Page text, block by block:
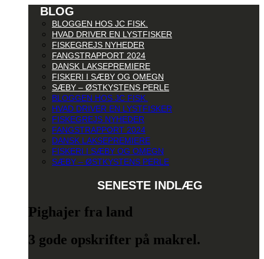
BLOG
BLOGGEN HOS JC FISK.
HVAD DRIVER EN LYSTFISKER
FISKEGREJS NYHEDER
FANGSTRAPPORT 2024
DANSK LAKSEPREMIERE
FISKERI I SÆBY OG OMEGN
SÆBY – ØSTKYSTENS PERLE
BLOGGEN HOS JC FISK.
HVAD DRIVER EN LYSTFISKER
FISKEGREJS NYHEDER
FANGSTRAPPORT 2024
DANSK LAKSEPREMIERE
FISKERI I SÆBY OG OMEGN
SÆBY – ØSTKYSTENS PERLE
SENESTE INDLÆG
Pighajer fra land
3 gode opskrifter på makrel.